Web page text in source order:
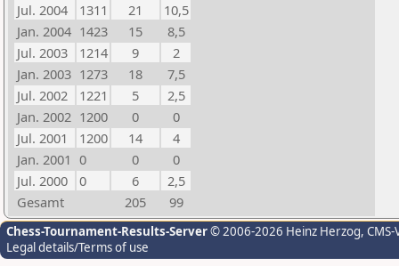
Jul. 2004
1311 21
10,5
Jan. 2004 1423 15
8,5
Jul. 2003
1214 9
2
Jan. 2003 1273 18
7,5
Jul. 2002
1221 5
2,5
Jan. 2002 1200 0
0
Jul. 2001
1200 14
4
Jan. 2001 0 0
0
Jul. 2000
0 6
2,5
Gesamt
205 99
Chess-Tournament-Results-Server© 2006-2026 Heinz Herzog,
Legal details/Terms of use